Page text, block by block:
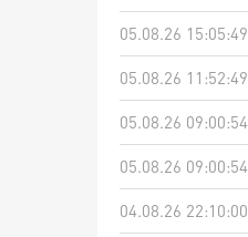
05.08.26 15:05:49
05.08.26 11:52:49
05.08.26 09:00:54
05.08.26 09:00:54
04.08.26 22:10:00